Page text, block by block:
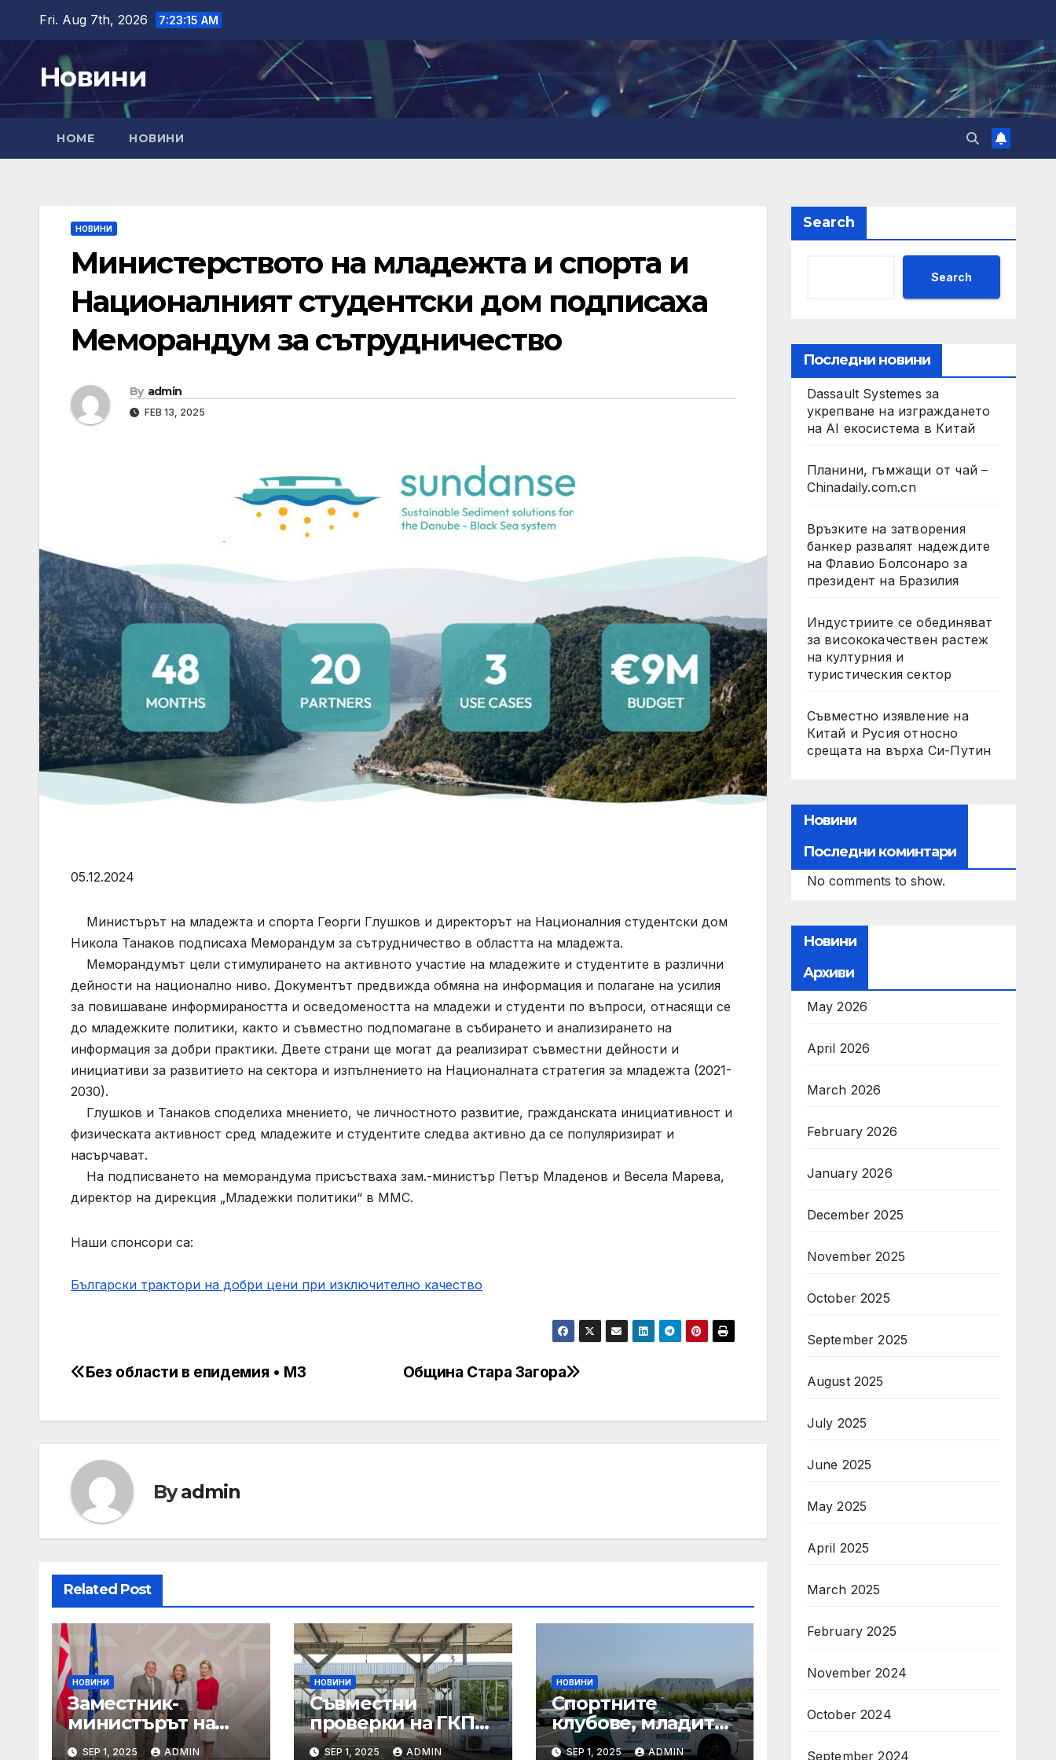
content
Fri. Aug 7th, 2026 7:23:16 AM
Новини
HOME НОВИНИ
НОВИНИ
Министерството на младежта и спорта и
Националният студентски дом подписаха
Меморандум за сътрудничество
By admin
FEB 13, 2025
05.12.2024
Министърът на младежта и спорта Георги Глушков и директорът на Националния студентски дом
Никола Танаков подписаха Меморандум за сътрудничество в областта на младежта.
Меморандумът цели стимулирането на активното участие на младежите и студентите в различни
дейности на национално ниво. Документът предвижда обмяна на информация и полагане на усилия
за повишаване информираността и осведомеността на младежи и студенти по въпроси, отнасящи се
до младежките политики, както и съвместно подпомагане в събирането и анализирането на
информация за добри практики. Двете страни ще могат да реализират съвместни дейности и
инициативи за развитието на сектора и изпълнението на Националната стратегия за младежта (2021-
2030).
Глушков и Танаков споделиха мнението, че личностното развитие, гражданската инициативност и
физическата активност сред младежите и студентите следва активно да се популяризират и
насърчават.
На подписването на меморандума присъстваха зам.-министър Петър Младенов и Весела Марева,
директор на дирекция „Младежки политики“ в ММС.
Наши спонсори са:
Български трактори на добри цени при изключително качество
Post
Община Стара Загора
Без области в епидемия • МЗ
Byadmin
Related Post
НОВИНИ
Заместник-
министърът на
външните работи
SEP 1, 2025 ADMIN
НОВИНИ
Съвместни
проверки на ГКПП:
Министерството
SEP 1, 2025 ADMIN
НОВИНИ
Спортните
клубове, младите
ни атлети и
SEP 1, 2025 ADMIN
Search
Search
Последни новини
Dassault Systemes за
укрепване на изграждането
на AI екосистема в Китай
Планини, гъмжащи от чай –
Chinadaily.com.cn
Връзките на затворения
банкер развалят надеждите
на Флавио Болсонаро за
президент на Бразилия
Индустриите се обединяват
за висококачествен растеж
на културния и
туристическия сектор
Съвместно изявление на
Китай и Русия относно
срещата на върха Си-Путин
Новини
Последни коминтари
No comments to show.
Новини
Архиви
May 2026
April 2026
March 2026
February 2026
January 2026
December 2025
November 2025
October 2025
September 2025
August 2025
July 2025
June 2025
May 2025
April 2025
March 2025
February 2025
November 2024
October 2024
September 2024